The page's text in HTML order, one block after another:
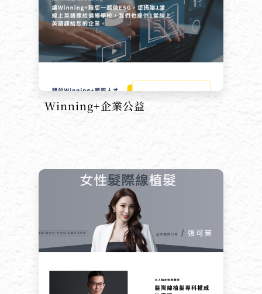
Winning+企業公益